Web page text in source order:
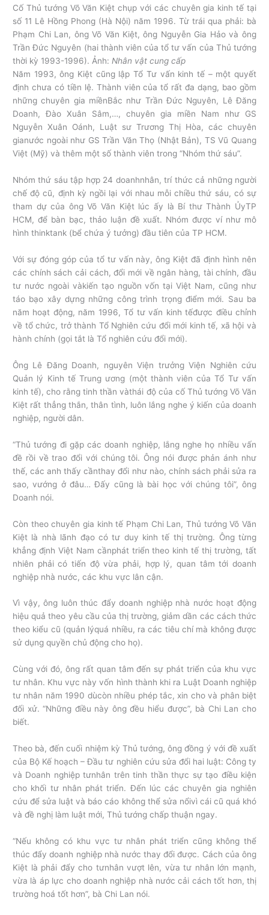
Cố Thủ tướng Võ Văn Kiệt chụp với các chuyên gia kinh tế tại
số 11 Lê Hồng Phong (Hà Nội) năm 1996. Từ trái qua phải: bà
Phạm Chi Lan, ông Võ Văn Kiệt, ông Nguyễn Gia Hảo và ông
Trần Đức Nguyên (hai thành viên của tổ tư vấn của Thủ tướng
thời kỳ 1993-1996). Ảnh: Nhân vật cung cấp
Năm 1993, ông Kiệt cũng lập Tổ Tư vấn kinh tế – một quyết
định chưa có tiền lệ. Thành viên của tổ rất đa dạng, bao gồm
những chuyên gia miềnBắc như Trần Đức Nguyên, Lê Đăng
Doanh, Đào Xuân Sâm,…, chuyên gia miền Nam như GS
Nguyễn Xuân Oánh, Luật sư Trương Thị Hòa, các chuyên
gianước ngoài như GS Trần Văn Thọ (Nhật Bản), TS Vũ Quang
Việt (Mỹ) và thêm một số thành viên trong “Nhóm thứ sáu”.
Nhóm thứ sáu tập hợp 24 doanhnhân, trí thức cả những người
chế độ cũ, định kỳ ngồi lại với nhau mỗi chiều thứ sáu, có sự
tham dự của ông Võ Văn Kiệt lúc ấy là Bí thư Thành ỦyTP
HCM, để bàn bạc, thảo luận đề xuất. Nhóm được ví như mô
hình thinktank (bể chứa ý tưởng) đầu tiên của TP HCM.
Với sự đóng góp của tổ tư vấn này, ông Kiệt đã định hình nên
các chính sách cải cách, đổi mới về ngân hàng, tài chính, đầu
tư nước ngoài vàkiến tạo nguồn vốn tại Việt Nam, cũng như
táo bạo xây dựng những công trình trọng điểm mới. Sau ba
năm hoạt động, năm 1996, Tổ tư vấn kinh tếđược điều chỉnh
về tổ chức, trở thành Tổ Nghiên cứu đổi mới kinh tế, xã hội và
hành chính (gọi tắt là Tổ nghiên cứu đổi mới).
Ông Lê Đăng Doanh, nguyên Viện trưởng Viện Nghiên cứu
Quản lý Kinh tế Trung ương (một thành viên của Tổ Tư vấn
kinh tế), cho rằng tinh thần vàthái độ của cố Thủ tướng Võ Văn
Kiệt rất thẳng thắn, thân tình, luôn lắng nghe ý kiến của doanh
nghiệp, người dân.
“Thủ tướng đi gặp các doanh nghiệp, lắng nghe họ nhiều vấn
đề rồi về trao đổi với chúng tôi. Ông nói được phản ánh như
thế, các anh thấy cầnthay đổi như nào, chính sách phải sửa ra
sao, vướng ở đâu… Đấy cũng là bài học với chúng tôi”, ông
Doanh nói.
Còn theo chuyên gia kinh tế Phạm Chi Lan, Thủ tướng Võ Văn
Kiệt là nhà lãnh đạo có tư duy kinh tế thị trường. Ông từng
khẳng định Việt Nam cầnphát triển theo kinh tế thị trường, tất
nhiên phải có tiến độ vừa phải, hợp lý, quan tâm tới doanh
nghiệp nhà nước, các khu vực lân cận.
Vì vậy, ông luôn thúc đẩy doanh nghiệp nhà nước hoạt động
hiệu quả theo yêu cầu của thị trường, giảm dần các cách thức
theo kiểu cũ (quản lýquá nhiều, ra các tiêu chí mà không được
sử dụng quyền chủ động cho họ).
Cùng với đó, ông rất quan tâm đến sự phát triển của khu vực
tư nhân. Khu vực này vốn hình thành khi ra Luật Doanh nghiệp
tư nhân năm 1990 dùcòn nhiều phép tắc, xin cho và phân biệt
đối xử. “Những điều này ông đều hiểu được”, bà Chi Lan cho
biết.
Theo bà, đến cuối nhiệm kỳ Thủ tướng, ông đồng ý với đề xuất
của Bộ Kế hoạch – Đầu tư nghiên cứu sửa đổi hai luật: Công ty
và Doanh nghiệp tưnhân trên tinh thần thực sự tạo điều kiện
cho khối tư nhân phát triển. Đến lúc các chuyên gia nghiên
cứu để sửa luật và báo cáo không thể sửa nổivì cái cũ quá khó
và đề nghị làm luật mới, Thủ tướng chấp thuận ngay.
“Nếu không có khu vực tư nhân phát triển cũng không thể
thúc đẩy doanh nghiệp nhà nước thay đổi được. Cách của ông
Kiệt là phải đẩy cho tưnhân vượt lên, vừa tư nhân lớn mạnh,
vừa là áp lực cho doanh nghiệp nhà nước cải cách tốt hơn, thị
trường hoá tốt hơn”, bà Chi Lan nói.